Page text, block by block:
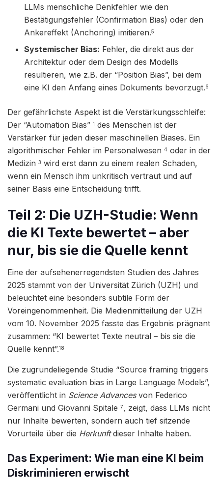
LLMs menschliche Denkfehler wie den
Bestätigungsfehler (Confirmation Bias) oder den
Ankereffekt (Anchoring) imitieren.5
Systemischer Bias: Fehler, die direkt aus der
Architektur oder dem Design des Modells
resultieren, wie z.B. der “Position Bias”, bei dem
eine KI den Anfang eines Dokuments bevorzugt.6
Der gefährlichste Aspekt ist die Verstärkungsschleife:
Der “Automation Bias” 1 des Menschen ist der
Verstärker für jeden dieser maschinellen Biases. Ein
algorithmischer Fehler im Personalwesen 4 oder in der
Medizin 3 wird erst dann zu einem realen Schaden,
wenn ein Mensch ihm unkritisch vertraut und auf
seiner Basis eine Entscheidung trifft.
Teil 2: Die UZH-Studie: Wenn
die KI Texte bewertet – aber
nur, bis sie die Quelle kennt
Eine der aufsehenerregendsten Studien des Jahres
2025 stammt von der Universität Zürich (UZH) und
beleuchtet eine besonders subtile Form der
Voreingenommenheit. Die Medienmitteilung der UZH
vom 10. November 2025 fasste das Ergebnis prägnant
zusammen: “KI bewertet Texte neutral – bis sie die
Quelle kennt”.18
Die zugrundeliegende Studie “Source framing triggers
systematic evaluation bias in Large Language Models”,
veröffentlicht in Science Advancesvon Federico
Germani und Giovanni Spitale 7, zeigt, dass LLMs nicht
nur Inhalte bewerten, sondern auch tief sitzende
Vorurteile über die Herkunftdieser Inhalte haben.
Das Experiment: Wie man eine KI beim
Diskriminieren erwischt